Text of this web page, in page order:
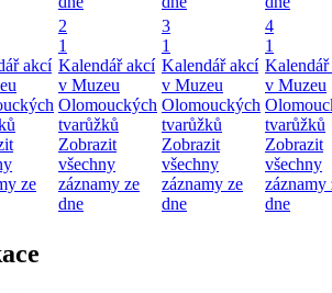
akcí
ze
2
1
Kalendář akcí
v Muzeu
Olomouckých
tvarůžků
Zobrazit
všechny
záznamy ze
dne
3
1
Kalendář akcí
v Muzeu
Olomouckých
tvarůžků
Zobrazit
všechny
záznamy ze
dne
4
1
v Muzeu
tvarůžků
Zobrazit
všechny
záznamy
dne